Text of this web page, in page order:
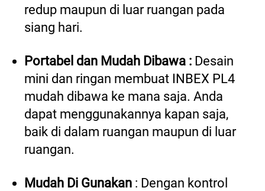
redup maupun di luar ruangan pada
siang hari.
Portabel dan Mudah Dibawa : Desain
mini dan ringan membuat INBEX PL4
mudah dibawa ke mana saja. Anda
dapat menggunakannya kapan saja,
baik di dalam ruangan maupun di luar
ruangan.
Mudah Di Gunakan : Dengan kontrol